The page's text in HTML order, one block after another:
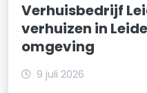
Verhuisbedrijf
verhuizen in
omgeving
9 juli 2026